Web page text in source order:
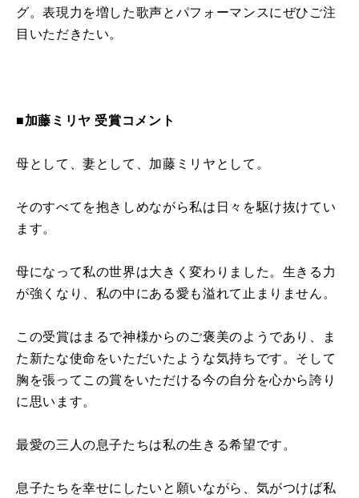
グ。表現力を増した歌声とパフォーマンスにぜひご注
目いただきたい。
■加藤ミリヤ 受賞コメント
母として、妻として、加藤ミリヤとして。
そのすべてを抱きしめながら私は日々を駆け抜けてい
ます。
母になって私の世界は大きく変わりました。生きる力
が強くなり、私の中にある愛も溢れて止まりません。
この受賞はまるで神様からのご褒美のようであり、ま
た新たな使命をいただいたような気持ちです。そして
胸を張ってこの賞をいただける今の自分を心から誇り
に思います。
最愛の三人の息子たちは私の生きる希望です。
息子たちを幸せにしたいと願いながら、気がつけば私